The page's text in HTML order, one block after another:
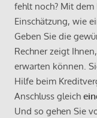
fehlt noch? Mit
Einschätzung, wie
Geben Sie die
Rechner zeigt
erwarten können.
Hilfe beim
Anschluss gleich
Und so gehen Sie